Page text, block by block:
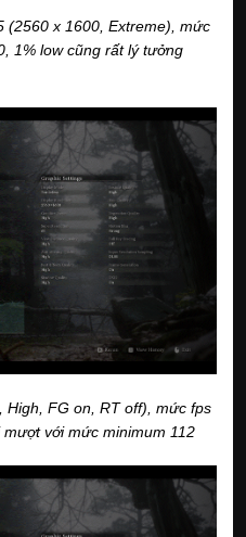
(2560 x 1600, Extreme), mức
1% low cũng rất lý tưởng
High, FG on, RT off), mức fps
với mức minimum 112